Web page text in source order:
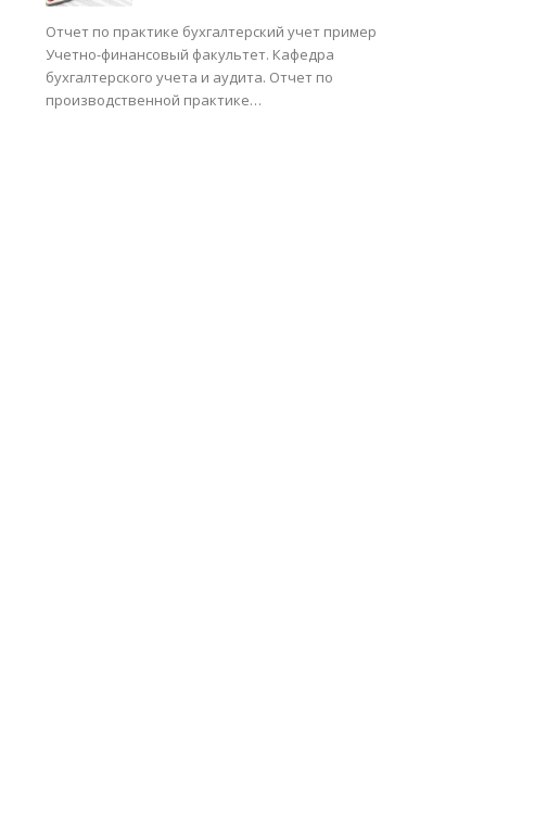
Отчет по практике бухгалтерский учет пример
Учетно-финансовый факультет. Кафедра
бухгалтерского учета и аудита. Отчет по
производственной практике…